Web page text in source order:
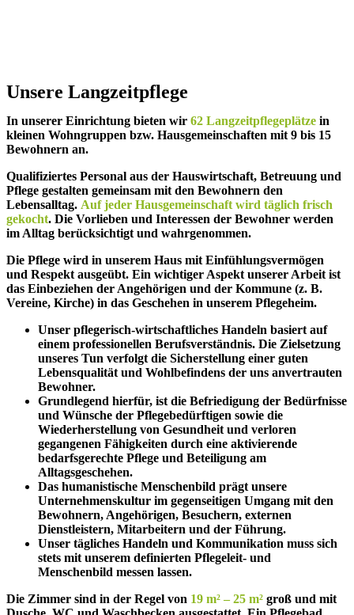
Unsere Langzeitpflege
In unserer Einrichtung bieten wir 62 Langzeitpflegeplätze in
kleinen Wohngruppen bzw. Hausgemeinschaften mit 9 bis 15
Bewohnern an.
Qualifiziertes Personal aus der Hauswirtschaft, Betreuung und
Pflege gestalten gemeinsam mit den Bewohnern den
Lebensalltag. Auf jeder Hausgemeinschaft wird täglich frisch
gekocht. Die Vorlieben und Interessen der Bewohner werden
im Alltag berücksichtigt und wahrgenommen.
Die Pflege wird in unserem Haus mit Einfühlungsvermögen
und Respekt ausgeübt. Ein wichtiger Aspekt unserer Arbeit ist
das Einbeziehen der Angehörigen und der Kommune (z. B.
Vereine, Kirche) in das Geschehen in unserem Pflegeheim.
Unser pflegerisch-wirtschaftliches Handeln basiert auf
einem professionellen Berufsverständnis. Die Zielsetzung
unseres Tun verfolgt die Sicherstellung einer guten
Lebensqualität und Wohlbefindens der uns anvertrauten
Bewohner.
Grundlegend hierfür, ist die Befriedigung der Bedürfnisse
und Wünsche der Pflegebedürftigen sowie die
Wiederherstellung von Gesundheit und verloren
gegangenen Fähigkeiten durch eine aktivierende
bedarfsgerechte Pflege und Beteiligung am
Alltagsgeschehen.
Das humanistische Menschenbild prägt unsere
Unternehmenskultur im gegenseitigen Umgang mit den
Bewohnern, Angehörigen, Besuchern, externen
Dienstleistern, Mitarbeitern und der Führung.
Unser tägliches Handeln und Kommunikation muss sich
stets mit unserem definierten Pflegeleit- und
Menschenbild messen lassen.
Die Zimmer sind in der Regel von 19 m² – 25 m² groß und mit